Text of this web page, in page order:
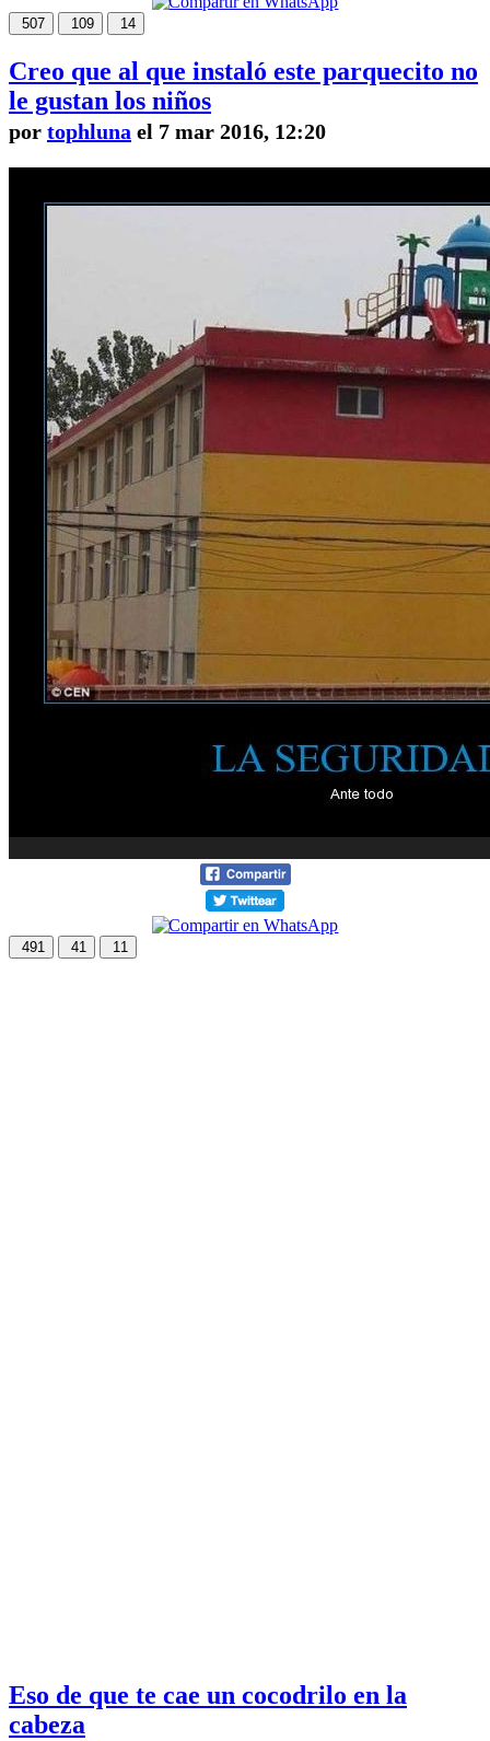
507 109 14
Creo que al que instaló este parquecito no
le gustan los niños
por tophluna el 7 mar 2016, 12:20
491 41 11
Eso de que te cae un cocodrilo en la
cabeza